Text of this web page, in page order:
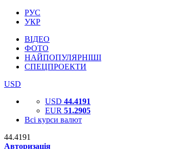
РУС
УКР
ВІДЕО
ФОТО
НАЙПОПУЛЯРНІШІ
СПЕЦПРОЕКТИ
USD
USD 44.4191
EUR 51.2905
Всі курси валют
44.4191
Авторизація